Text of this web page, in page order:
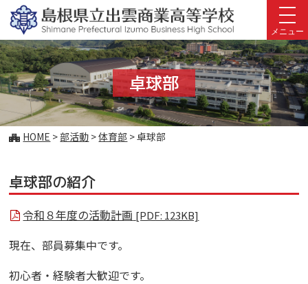
このページの本文へ
メニュー
卓球部
こ
ー
ジ
の
位
置:
HOME >部活動 >体育部 >卓球部
卓球部の紹介
令和８年度の活動計画 [PDF: 123KB]
現在、部員募集中です。
初心者・経験者大歓迎です。